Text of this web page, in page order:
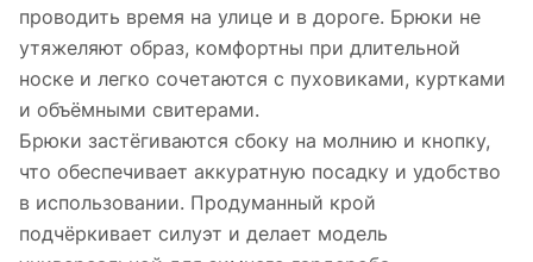
проводить время на улице и в дороге. Брюки не
утяжеляют образ, комфортны при длительной
носке и легко сочетаются с пуховиками, куртками
и объёмными свитерами.
Брюки застёгиваются сбоку на молнию и кнопку,
что обеспечивает аккуратную посадку и удобство
в использовании. Продуманный крой
подчёркивает силуэт и делает модель